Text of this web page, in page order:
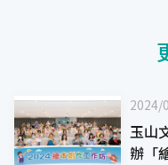
2024/
玉山
辦「